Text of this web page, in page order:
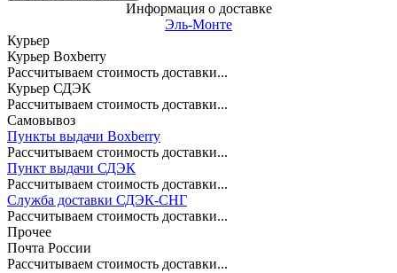
Информация о доставке
Эль-Монте
Курьер
Курьер Boxberry
Рассчитываем стоимость доставки...
Курьер СДЭК
Рассчитываем стоимость доставки...
Самовывоз
Пункты выдачи Boxberry
Рассчитываем стоимость доставки...
Пункт выдачи СДЭК
Рассчитываем стоимость доставки...
Служба доставки СДЭК-СНГ
Рассчитываем стоимость доставки...
Прочее
Почта России
Рассчитываем стоимость доставки...